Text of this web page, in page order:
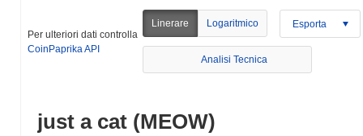
Per ulteriori dati controlla
CoinPaprika API
Linerare Logaritmico Esporta
Analisi Tecnica
just a cat (MEOW)